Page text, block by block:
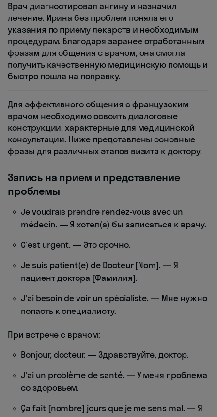
Врач диагностировал ангину и назначил
лечение. Ирина без проблем поняла его
указания по приему лекарств и необходимым
процедурам. Благодаря заранее отработанным
фразам для общения с врачом, она смогла
получить качественную медицинскую помощь и
быстро пошла на поправку.
Для эффективного общения с французским
врачом необходимо освоить диалоговые
конструкции, характерные для медицинской
консультации. Ниже представлены основные
фразы для различных этапов визита к доктору.
Запись на прием и представление
проблемы
Je voudrais prendre rendez-vous avec un
médecin. — Я хотел(а) бы записаться к врачу.
C'est urgent. — Это срочно.
Je suis patient(e) de Docteur [Nom]. — Я
пациент доктора [Фамилия].
J'ai besoin de voir un spécialiste. — Мне нужно
попасть к специалисту.
При встрече с врачом:
Bonjour, docteur. — Здравствуйте, доктор.
J'ai un problème de santé. — У меня проблема
со здоровьем.
Ça fait [nombre] jours que je me sens mal. — Я